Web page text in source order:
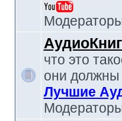
что это
они
Лучшие